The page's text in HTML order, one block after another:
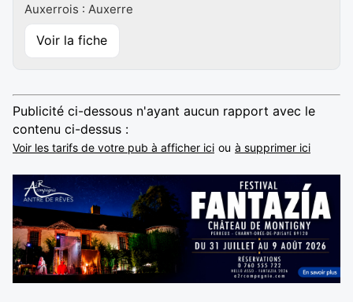
Auxerrois : Auxerre
Voir la fiche
Publicité ci-dessous n'ayant aucun rapport avec le
contenu ci-dessus :
Voir les tarifs de votre pub à afficher ici ou à supprimer ici